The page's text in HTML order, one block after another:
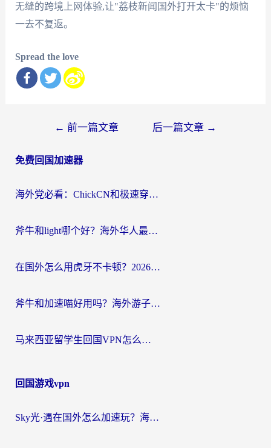
无缝的跨境上网体验,让"荔枝新闻国外打开太卡"的烦恼
一去不复返。
Spread the love
导
← 前一篇文章 后一篇文章 →
免费回国加速器
海外党必看：ChickCN和极速穿梭VPN好用吗？3招教你选对回国加速器无缝刷国内资源
斧牛和light哪个好？海外华人最关心的回国加速器选择难题，一篇讲透
在国外怎么用虎牙不卡顿？2026海外华人亲测有效的回国加速器选择指南
斧牛和加速喵好用吗？海外游子的真实选择困境
马来西亚留学生回国VPN怎么选？3个避坑点+1款实测好用的加速器推荐
回国游戏vpn
Sky光·遇在国外怎么加速玩？海外党亲测有效的国服游戏加速指南